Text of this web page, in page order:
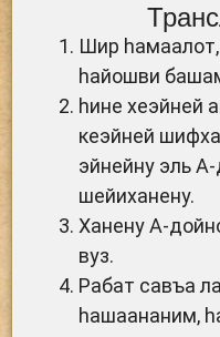
Шир hамаалот,
hайошви
hине хеэйней
кеэйней
эйнейну эль
шейиханену.
Ханену А-
вуз.
Рабат савъа
hашаананим,